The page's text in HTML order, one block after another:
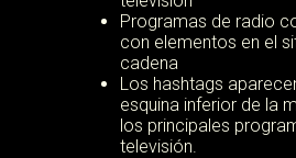
Programas de radio
con elementos en el
cadena
Los hashtags
esquina inferior de la
los principales
televisión.